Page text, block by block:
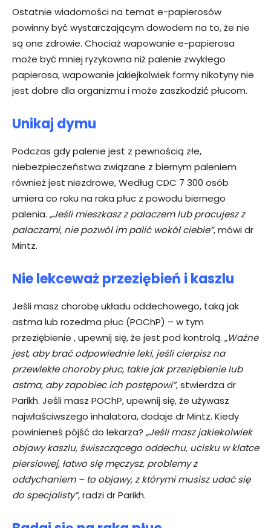
Ostatnie wiadomości na temat e-papierosów
powinny być wystarczającym dowodem na to, że nie
są one zdrowie. Chociaż wapowanie e-papierosa
może być mniej ryzykowna niż palenie zwykłego
papierosa, wapowanie jakiejkolwiek formy nikotyny nie
jest dobre dla organizmu i może zaszkodzić płucom.
Unikaj dymu
Podczas gdy palenie jest z pewnością złe,
niebezpieczeństwa związane z biernym paleniem
również jest niezdrowe, Według CDC 7 300 osób
umiera co roku na raka płuc z powodu biernego
palenia. „Jeśli mieszkasz z palaczem lub pracujesz z
palaczami, nie pozwól im palić wokół ciebie”, mówi dr
Mintz.
Nie lekceważ przeziębień i kaszlu
Jeśli masz chorobę układu oddechowego, taką jak
astma lub rozedma płuc (POChP) – w tym
przeziębienie , upewnij się, że jest pod kontrolą. „Ważne
jest, aby brać odpowiednie leki, jeśli cierpisz na
przewlekłe choroby płuc, takie jak przeziębienie lub
astma, aby zapobiec ich postępowi”, stwierdza dr
Parikh. Jeśli masz POChP, upewnij się, że używasz
najwłaściwszego inhalatora, dodaje dr Mintz. Kiedy
powinieneś pójść do lekarza? „Jeśli masz jakiekolwiek
objawy kaszlu, świszczącego oddechu, ucisku w klatce
piersiowej, łatwo się męczysz, problemy z
oddychaniem – to objawy, z którymi musisz udać się
do specjalisty”, radzi dr Parikh.